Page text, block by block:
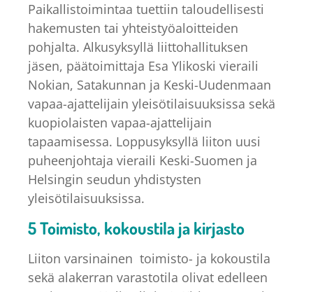
Paikallistoimintaa tuettiin taloudellisesti
hakemusten tai yhteistyöaloitteiden
pohjalta. Alkusyksyllä liittohallituksen
jäsen, päätoimittaja Esa Ylikoski vieraili
Nokian, Satakunnan ja Keski-Uudenmaan
vapaa-ajattelijain yleisötilaisuuksissa sekä
kuopiolaisten vapaa-ajattelijain
tapaamisessa. Loppusyksyllä liiton uusi
puheenjohtaja vieraili Keski-Suomen ja
Helsingin seudun yhdistysten
yleisötilaisuuksissa.
5 Toimisto, kokoustila ja kirjasto
Liiton varsinainen toimisto- ja kokoustila
sekä alakerran varastotila olivat edelleen